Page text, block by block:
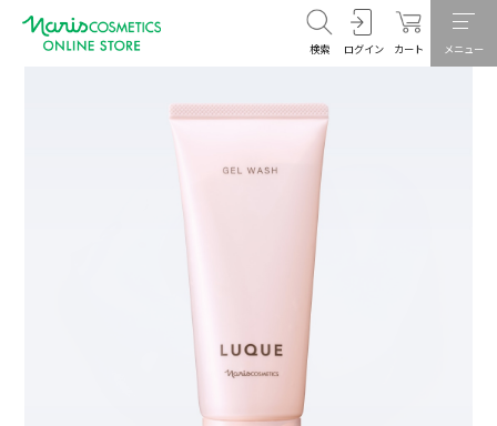
検索 ログイン カート メニュー